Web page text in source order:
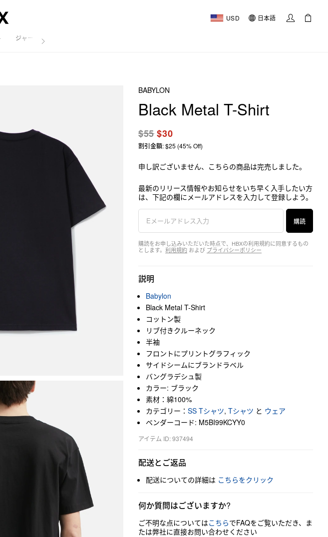
USD 日本語
ジャーナル
BABYLON
Black Metal T-Shirt
$55$30
割引金額: $25 (45% Off)
申し訳ございません、こちらの商品は完売しました。
最新のリリース情報やお知らせをいち早く入手したい方
は、下記の欄にメールアドレスを入力して登録しよう。
購読
購読をお申し込みいただいた時点で、HBXの利用規約に同意するもの
とします。 利用規約 および プライバシーポリシー
説明
Babylon
Black Metal T-Shirt
コットン製
リブ付きクルーネック
半袖
フロントにプリントグラフィック
サイドシームにブランドラベル
バングラデシュ製
カラー: ブラック
素材：綿100%
カテゴリー： SS Tシャツ, Tシャツ と ウェア
ベンダーコード: M5BI99KCYY0
アイテム ID: 937494
配送とご返品
配送についての詳細は こちらをクリック
何か質問はございますか?
ご不明な点についてはこちらでFAQをご覧いただき、ま
たは弊社に直接お問い合わせください